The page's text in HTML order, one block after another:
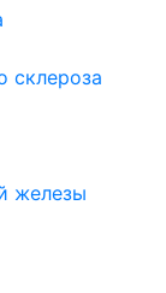
склероза
железы